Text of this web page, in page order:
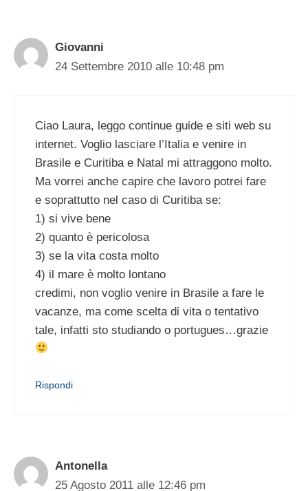
Giovanni
24 Settembre 2010 alle 10:48 pm
Ciao Laura, leggo continue guide e siti web su
internet. Voglio lasciare l’Italia e venire in
Brasile e Curitiba e Natal mi attraggono molto.
Ma vorrei anche capire che lavoro potrei fare
e soprattutto nel caso di Curitiba se:
1) si vive bene
2) quanto è pericolosa
3) se la vita costa molto
4) il mare è molto lontano
credimi, non voglio venire in Brasile a fare le
vacanze, ma come scelta di vita o tentativo
tale, infatti sto studiando o portugues…grazie
Rispondi
Antonella
25 Agosto 2011 alle 12:46 pm